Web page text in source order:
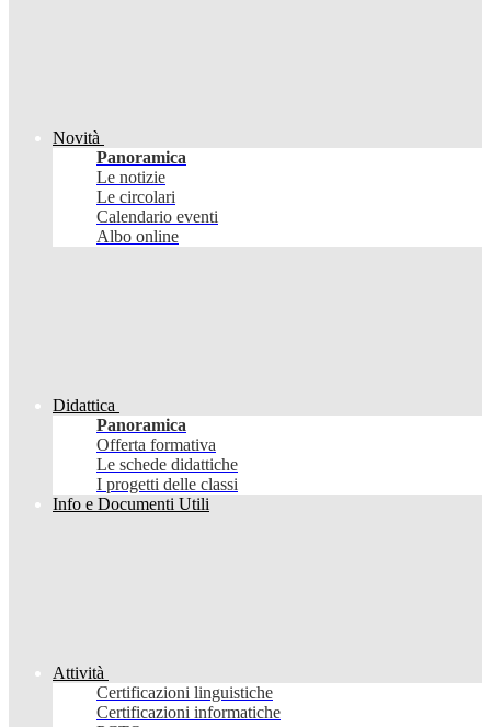
Novità
Panoramica
Le notizie
Le circolari
Calendario eventi
Albo online
Didattica
Panoramica
Offerta formativa
Le schede didattiche
I progetti delle classi
Info e Documenti Utili
Attività
Certificazioni linguistiche
Certificazioni informatiche